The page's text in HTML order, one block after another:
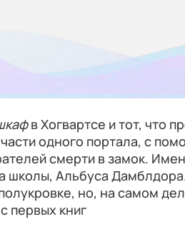
в Хогвартсе и тот, что
одного портала, с
смерти в замок.
школы, Альбуса
но, на самом
первых книг